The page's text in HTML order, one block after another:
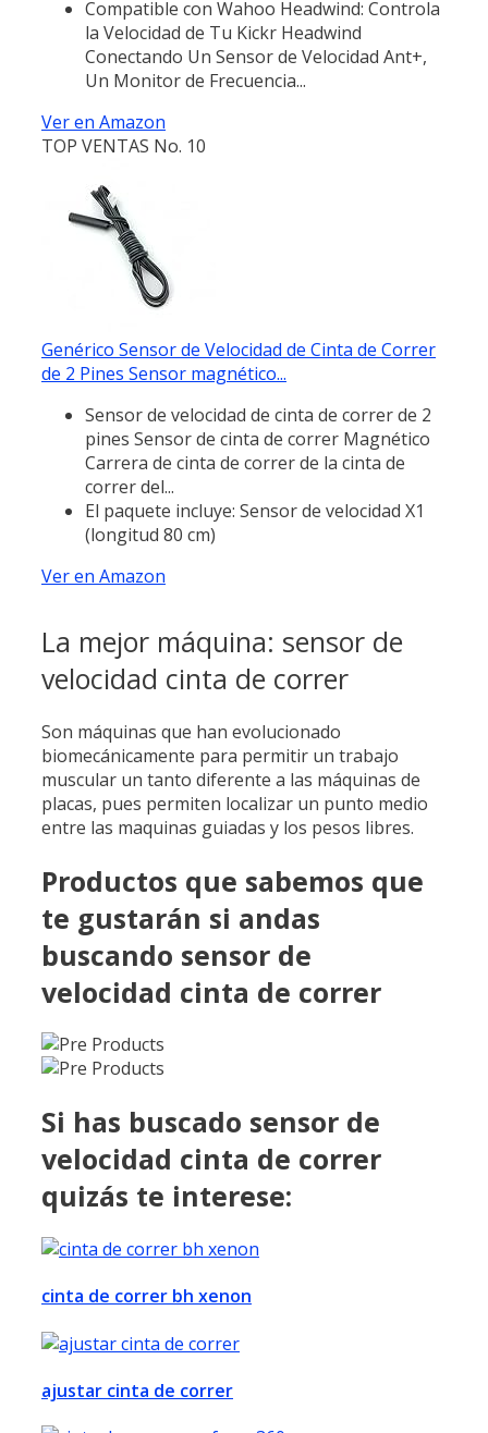
Compatible con Wahoo Headwind: Controla
la Velocidad de Tu Kickr Headwind
Conectando Un Sensor de Velocidad Ant+,
Un Monitor de Frecuencia...
Ver en Amazon
TOP VENTAS No. 10
Genérico Sensor de Velocidad de Cinta de Correr
de 2 Pines Sensor magnético...
Sensor de velocidad de cinta de correr de 2
pines Sensor de cinta de correr Magnético
Carrera de cinta de correr de la cinta de
correr del...
El paquete incluye: Sensor de velocidad X1
(longitud 80 cm)
Ver en Amazon
La mejor máquina: sensor de
velocidad cinta de correr
Son máquinas que han evolucionado
biomecánicamente para permitir un trabajo
muscular un tanto diferente a las máquinas de
placas, pues permiten localizar un punto medio
entre las maquinas guiadas y los pesos libres.
Productos que sabemos que
te gustarán si andas
buscando sensor de
velocidad cinta de correr
Si has buscado sensor de
velocidad cinta de correr
quizás te interese:
cinta de correr bh xenon
ajustar cinta de correr